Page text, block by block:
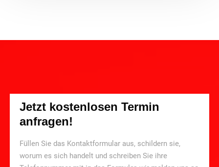
Jetzt kostenlosen Termin
anfragen!
Füllen Sie das Kontaktformular aus, schildern sie,
worum es sich handelt und schreiben Sie ihre